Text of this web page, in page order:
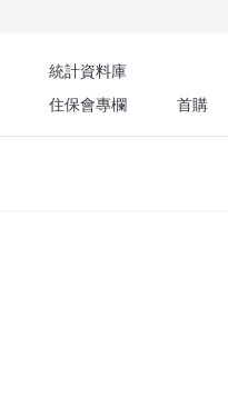
統計資料庫
住保會專欄 首購